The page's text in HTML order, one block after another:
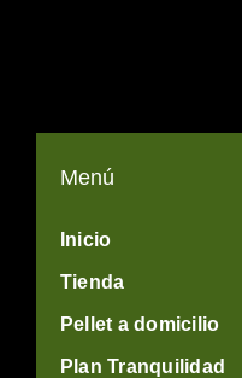
Menú
Inicio
Tienda
Pellet a domicilio
Plan Tranquilidad